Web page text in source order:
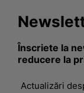
Înscriete la
reducere la
Actualizări